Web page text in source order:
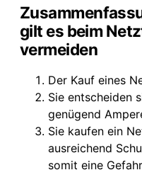
gilt es beim
vermeiden
Der Kauf eines
Sie entscheiden
genügend
Sie kaufen ein
ausreichend
somit eine